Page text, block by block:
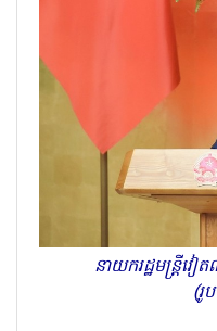
នាយករដ្ឋមន្ត្រី
(រូ